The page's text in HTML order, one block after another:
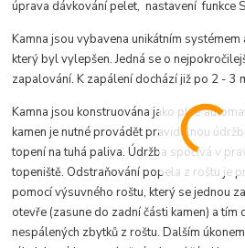
úprava dávkování pelet, nastavení funkce
Kamna jsou vybavena unikátním
který byl vylepšen. Jedná se o
zapalování. K zapálení dochází již po 2 - 3
Kamna jsou konstruována jako plně
kamen je nutné provádět pravidelnou
topení na tuhá paliva. Údržba spočívá v
topeniště. Odstraňování popela z roštu je
pomocí výsuvného roštu, který se jednou
otevře (zasune do zadní části kamen) a
nespálených zbytků z roštu. Dalším